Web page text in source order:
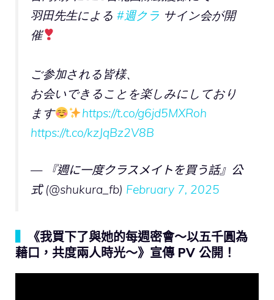
羽田先生による #週クラ サイン会が開
催
ご参加される皆様、
お会いできることを楽しみにしており
ます
https://t.co/g6jd5MXRoh
https://t.co/kzJqBz2V8B
— 『週に一度クラスメイトを買う話』公
式 (@shukura_fb) February 7, 2025
《我買下了與她的每週密會～以五千圓為
藉口，共度兩人時光～》宣傳 PV 公開！